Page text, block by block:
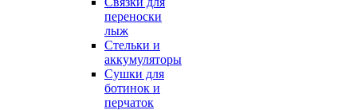
переноски
лыж
Стельки и
аккумуляторы
Сушки для
ботинок и
перчаток